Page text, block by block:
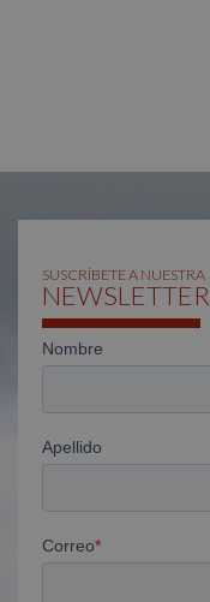
SUSCRÍBETE A NUESTRA
NEWSLETTER